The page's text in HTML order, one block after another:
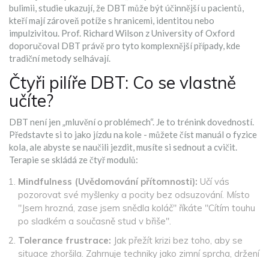
bulimii, studie ukazují, že DBT může být účinnější u pacientů,
kteří mají zároveň potíže s hranicemi, identitou nebo
impulzivitou. Prof. Richard Wilson z University of Oxford
doporučoval DBT právě pro tyto komplexnější případy, kde
tradiční metody selhávají.
Čtyři pilíře DBT: Co se vlastně
učíte?
DBT není jen „mluvění o problémech“. Je to trénink dovedností.
Představte si to jako jízdu na kole - můžete číst manuál o fyzice
kola, ale abyste se naučili jezdit, musíte si sednout a cvičit.
Terapie se skládá ze čtyř modulů:
Mindfulness (Uvědomování přítomnosti): Učí vás
pozorovat své myšlenky a pocity bez odsuzování. Místo
"Jsem hrozná, zase jsem snědla koláč" říkáte "Cítím touhu
po sladkém a současně stud v břiše".
Tolerance frustrace: Jak přežít krizi bez toho, aby se
situace zhoršila. Zahrnuje techniky jako zimní sprcha, držení